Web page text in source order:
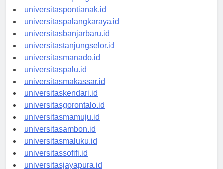
universitaskupang.id
universitaspontianak.id
universitaspalangkaraya.id
universitasbanjarbaru.id
universitastanjungselor.id
universitasmanado.id
universitaspalu.id
universitasmakassar.id
universitaskendari.id
universitasgorontalo.id
universitasmamuju.id
universitasambon.id
universitasmaluku.id
universitassofifi.id